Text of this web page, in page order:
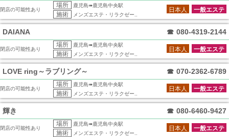
閉店の可能性あり
場所 鹿児島➠鹿児島中央駅
施術 メンズエステ・リラクゼー..
一般エステ
日本人
DAIANA ☎ 080-4319-2144
閉店の可能性あり
場所 鹿児島➠鹿児島中央駅
施術 メンズエステ・リラクゼー..
一般エステ
日本人
LOVE ring～ラブリング～ ☎ 070-2362-6789
閉店の可能性あり
場所 鹿児島➠鹿児島中央駅
施術 メンズエステ・リラクゼー..
一般エステ
日本人
輝き ☎ 080-6460-9427
閉店の可能性あり
場所 鹿児島➠鹿児島中央駅
施術 メンズエステ・リラクゼー..
一般エステ
日本人